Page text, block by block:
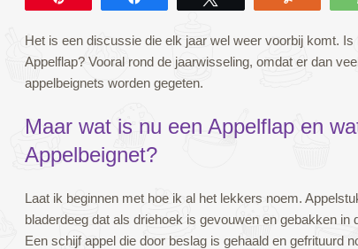
Het is een discussie die elk jaar wel weer voorbij komt. Is
Appelflap? Vooral rond de jaarwisseling, omdat er dan
appelbeignets worden gegeten.
Maar wat is nu een Appelflap en
Appelbeignet?
Laat ik beginnen met hoe ik al het lekkers noem.
bladerdeeg dat als driehoek is gevouwen en gebakken in
Een schijf appel die door beslag is gehaald en gefrituurd